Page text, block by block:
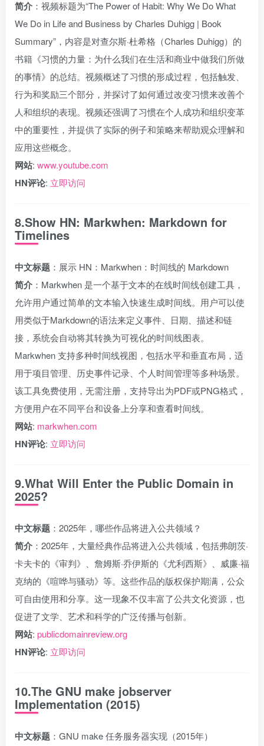
简介 ：视频标题为“The Power of Habit: Why We Do What
We Do in Life and Business by Charles Duhigg | Book
Summary”，内容是对查尔斯·杜希格（Charles Duhigg）的
书籍《习惯的力量：为什么我们在生活和商业中做我们所做
的事情》的总结。视频概述了习惯的形成过程，包括触发、
行为和奖励三个部分，并探讨了如何通过改变习惯来改善个
人和组织的表现。视频还强调了习惯在个人成功和组织变革
中的重要性，并提供了实际的例子和策略来帮助观众理解和
应用这些概念。
网站: www.youtube.com
HN评论: 立即访问
8.Show HN: Markwhen: Markdown for
Timelines
中文标题 ：展示 HN：Markwhen：时间线的 Markdown
简介 ：Markwhen 是一个基于文本的在线时间线创建工具，
允许用户通过简单的文本输入快速生成时间线。用户可以使
用类似于Markdown的语法来定义事件、日期、描述和链
接，系统会自动将其转换为可视化的时间线图表。
Markwhen 支持多种时间线视图，包括水平和垂直布局，适
用于项目管理、历史事件记录、个人时间管理等多种场景。
该工具免费使用，无需注册，支持导出为PDF或PNG格式，
方便用户在不同平台和设备上分享和查看时间线。
网站: markwhen.com
HN评论: 立即访问
9.What Will Enter the Public Domain in
2025?
中文标题 ：2025年，哪些作品将进入公共领域？
简介 ：2025年，大量经典作品将进入公共领域，包括弗朗茨·
卡夫卡的《审判》、詹姆斯·乔伊斯的《尤利西斯》、威廉·福
克纳的《喧哗与骚动》等。这些作品的版权保护期满，公众
可自由使用和分享。这一现象不仅丰富了公共文化资源，也
促进了文学、艺术和科学的广泛传播与创新。
网站: publicdomainreview.org
HN评论: 立即访问
10.The GNU make jobserver
Implementation (2015)
中文标题 ：GNU make 任务服务器实现（2015年）